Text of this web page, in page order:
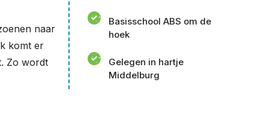
naar
komt er
Zo wordt
Basisschool ABS om de
hoek
Gelegen in hartje
Middelburg